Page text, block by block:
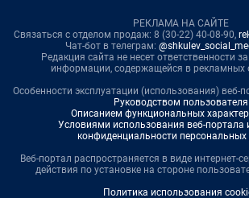
РЕКЛАМА НА САЙТЕ
Связаться с отделом продаж: 8 (30-22) 40-08-90,
Чат-бот в телеграм:
Редакция сайта не несет ответственности
информации, содержащейся в рекламных
Особенности эксплуатации (использования) веб-
Руководством пользователя
Описанием функциональных
Условиями использования веб-портала
конфиденциальности
Веб-портал распространяется в виде интернет-
действия по установке на стороне
Политика использования